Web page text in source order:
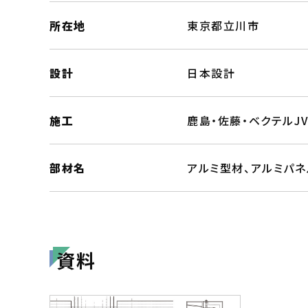
所在地 東京都立川市
設計 日本設計
施工 鹿島・佐藤・ベクテル
部材名 アルミ型材、アルミパ
資料